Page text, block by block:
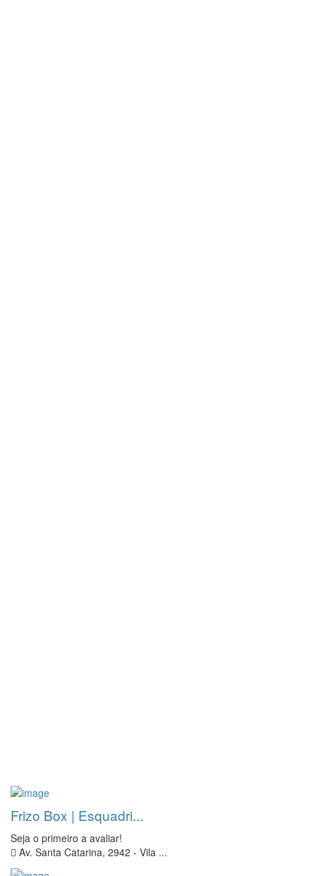
Frizo Box | Esquadri...
Seja o primeiro a avaliar!
Av. Santa Catarina, 2942 - Vila ...